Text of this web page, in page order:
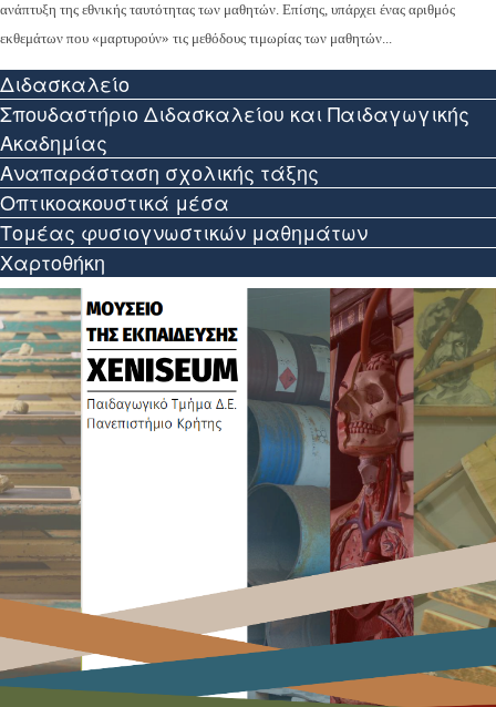
ανάπτυξη της εθνικής ταυτότητας των μαθητών. Επίσης, υπάρχει ένας αριθμός
εκθεμάτων που «μαρτυρούν» τις μεθόδους τιμωρίας των μαθητών...
Διδασκαλείο
Σπουδαστήριο Διδασκαλείου και Παιδαγωγικής
Ακαδημίας
Αναπαράσταση σχολικής τάξης
Οπτικοακουστικά μέσα
Τομέας φυσιογνωστικών μαθημάτων
Χαρτοθήκη